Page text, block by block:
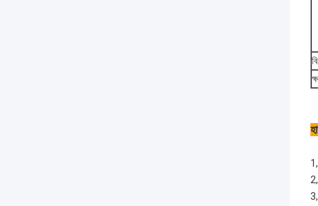
2,